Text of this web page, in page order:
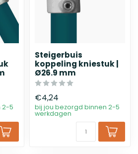
2-5
Steigerbuis
koppeling kniestuk |
Ø26.9 mm
€4,24
bij jou bezorgd binnen 2-5
werkdagen